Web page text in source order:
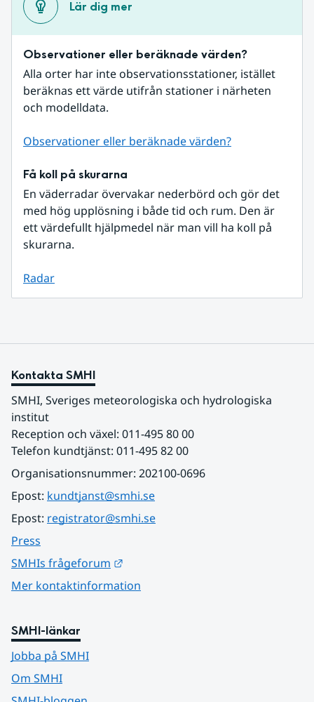
Lär dig mer
Observationer eller beräknade värden?
Alla orter har inte observationsstationer, istället
beräknas ett värde utifrån stationer i närheten
och modelldata.
Observationer eller beräknade värden?
Få koll på skurarna
En väderradar övervakar nederbörd och gör det
med hög upplösning i både tid och rum. Den är
ett värdefullt hjälpmedel när man vill ha koll på
skurarna.
Radar
Kontakta SMHI
SMHI, Sveriges meteorologiska och hydrologiska
institut
Reception och växel: 011-495 80 00
Telefon kundtjänst: 011-495 82 00
Organisationsnummer: 202100-0696
Epost: kundtjanst@smhi.se
Epost: registrator@smhi.se
Press
SMHIs frågeforum
Mer kontaktinformation
SMHI-länkar
Jobba på SMHI
Om SMHI